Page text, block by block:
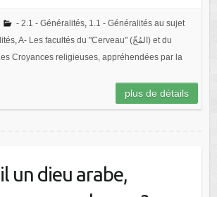
- 2.1 - Généralités, 1.1 - Généralités au sujet
,A- Les facultés du "Cerveau" (المُخّ) et du
Croyances religieuses, appréhendées par la
plus de détails
un dieu arabe,